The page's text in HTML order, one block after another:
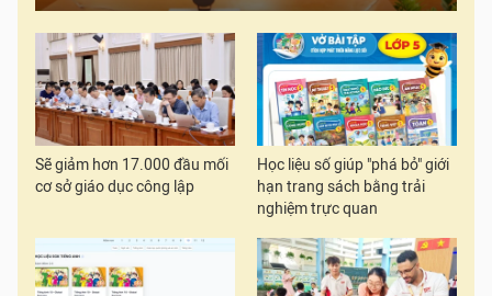
Sẽ giảm hơn 17.000 đầu mối
cơ sở giáo dục công lập
Học liệu số giúp "phá bỏ" giới
hạn trang sách bằng trải
nghiệm trực quan